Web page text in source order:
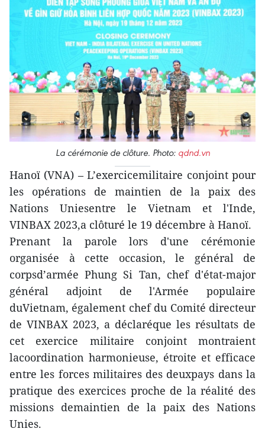
La cérémonie de clôture. Photo: qdnd.vn
Hanoï (VNA) – L’exercicemilitaire conjoint pour
les opérations de maintien de la paix des
Nations Uniesentre le Vietnam et l'Inde,
VINBAX 2023,a clôturé le 19 décembre à Hanoï.
Prenant la parole lors d'une cérémonie
organisée à cette occasion, le général de
corpsd’armée Phung Si Tan, chef d'état-major
général adjoint de l'Armée populaire
duVietnam, également chef du Comité directeur
de VINBAX 2023, a déclaréque les résultats de
cet exercice militaire conjoint montraient
lacoordination harmonieuse, étroite et efficace
entre les forces militaires des deuxpays dans la
pratique des exercices proche de la réalité des
missions demaintien de la paix des Nations
Unies.